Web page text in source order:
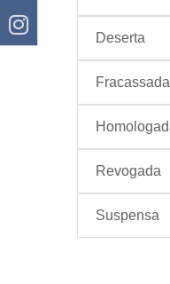
Deserta
Fracassada
Revogada
Suspensa